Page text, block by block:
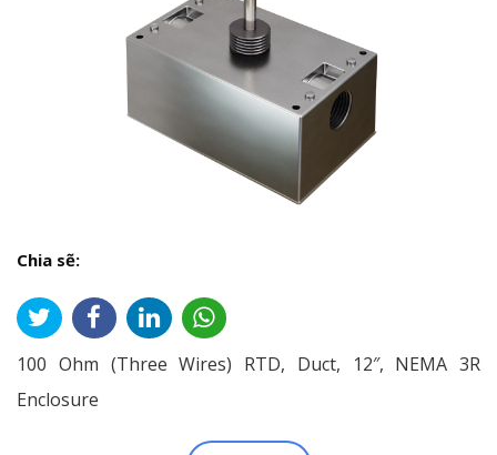
Chia sẽ:
100 Ohm (Three Wires) RTD, Duct, 12″, NEMA 3R
Enclosure